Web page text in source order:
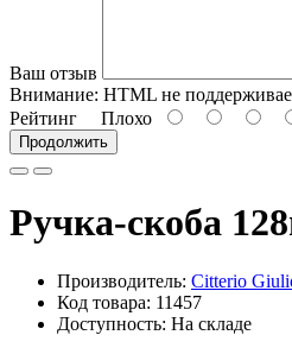
Ваш отзыв
Внимание: HTML не
Рейтинг Плохо
Продолжить
Ручка-скоба
Производитель: Citterio
Код товара: 11457
Доступность: На складе